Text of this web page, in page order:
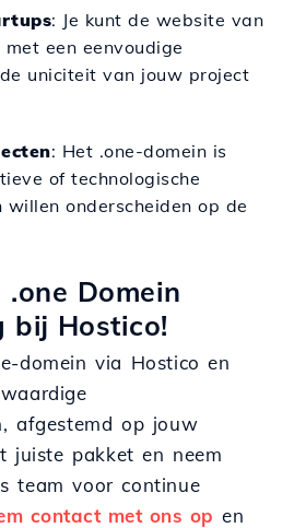
: Je kunt de website van
een eenvoudige
uniciteit van jouw project
: Het .one-domein is
of technologische
willen onderscheiden op de
Domein
bij Hostico!
domein via Hostico en
afgestemd op jouw
juiste pakket en neem
team voor continue
contact met ons op en